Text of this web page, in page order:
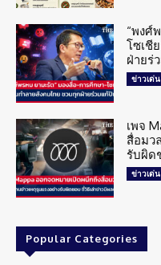
“พงศ์
โซเชี
ฝ่ายร่
ข่าวเด่น
เพจ
สื่อมว
รับผิด
ข่าวเด่น
Popular Categories